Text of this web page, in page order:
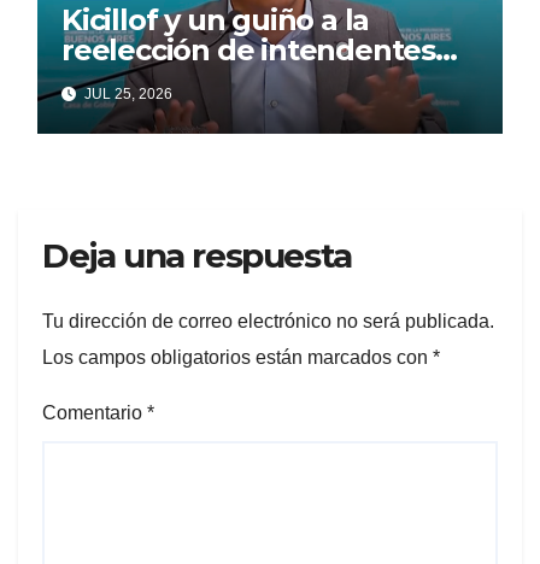
Kicillof y un guiño a la
reelección de intendentes
que Cagliardi espera ansioso
JUL 25, 2026
Deja una respuesta
Tu dirección de correo electrónico no será publicada.
Los campos obligatorios están marcados con *
Comentario *